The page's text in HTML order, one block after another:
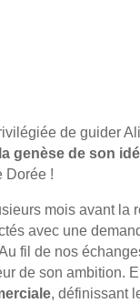
de guider
genèse de son
Dorée !
mois avant la
avec une
fil de nos
de son ambition.
, définissant